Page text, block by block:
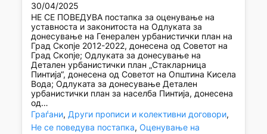
30/04/2025
НЕ СЕ ПОВЕДУВА постапка за оценување на
уставноста и законитоста на Одлуката за
донесување на Генерален урбанистички план на
Град Скопје 2012-2022, донесена од Советот на
Град Скопје; Одлуката за донесување на
Детален урбанистички план „Стакларница
Пинтија“, донесена од Советот на Општина Кисела
Вода; Одлуката за донесување Детален
урбанистички план за населба Пинтија, донесена
од…
Граѓани, Други прописи и колективни договори
Не се поведува постапка, Оценување на